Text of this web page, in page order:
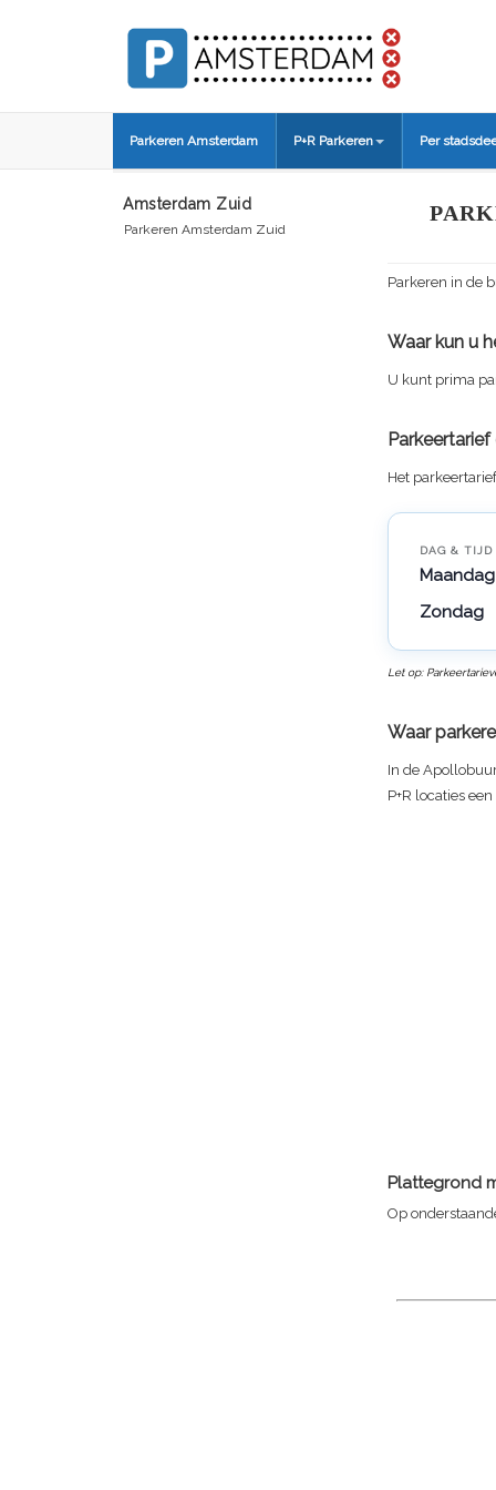
Parkeren Amsterdam P+R Parkeren Per
Parkeren in de
Waar kun u
U kunt prima
Het
DAG & TIJD
Zondag
Let op:
Waar
In de
P+R locaties
Plattegrond
Op
Amsterdam Zuid
Parkeren Amsterdam Zuid